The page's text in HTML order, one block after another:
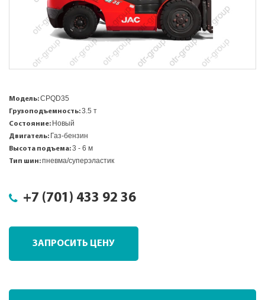
Модель: CPQD35
Грузоподъемность: 3.5 т
Состояние: Новый
Двигатель: Газ-бензин
Высота подъема:3 - 6 м
Тип шин: пневма/суперэластик
+7 (701) 433 92 36
ЗАПРОСИТЬ ЦЕНУ